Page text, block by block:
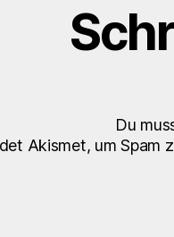
Du
Akismet, um Spam